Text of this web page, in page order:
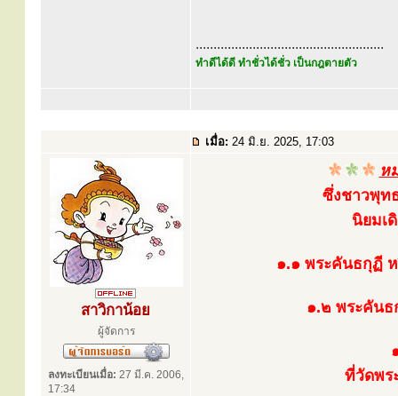
.....................................................
ทำดีได้ดี ทำชั่วได้ชั่ว เป็นกฎตายตัว
เมื่อ: 24 มิ.ย. 2025, 17:03
สาวิกาน้อย
ผู้จัดการ
ลงทะเบียนเมื่อ: 27 มี.ค. 2006,
17:34
ห
ซึ่งชาวพุท
นิยมเ
๑.๑ พระคันธกุฏี
๑.๒ พระคัน
ที่วัดพร